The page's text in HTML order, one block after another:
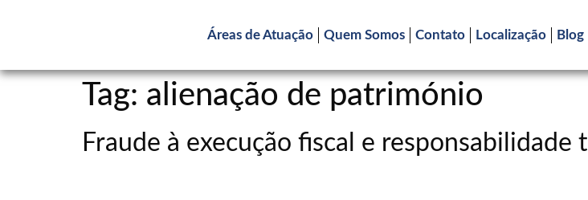
Áreas de Atuação Quem Somos Contato Localização Blog
Tag: alienação de património
Fraude à execução fiscal e